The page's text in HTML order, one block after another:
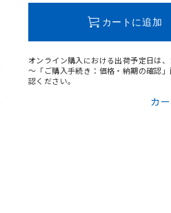
カートに追加
オンライン購入における出荷予定日は
～「ご購入手続き：価格・納期の確認
認ください。
カ